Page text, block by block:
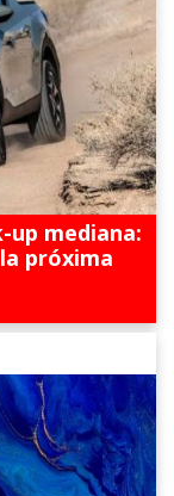
up mediana:
próxima